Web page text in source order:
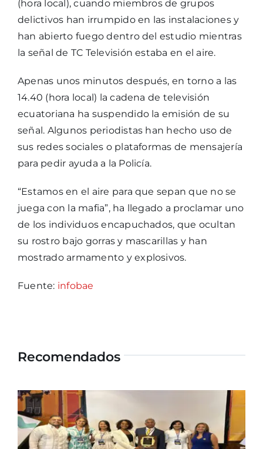
(hora local), cuando miembros de grupos
delictivos han irrumpido en las instalaciones y
han abierto fuego dentro del estudio mientras
la señal de TC Televisión estaba en el aire.
Apenas unos minutos después, en torno a las
14.40 (hora local) la cadena de televisión
ecuatoriana ha suspendido la emisión de su
señal. Algunos periodistas han hecho uso de
sus redes sociales o plataformas de mensajería
para pedir ayuda a la Policía.
“Estamos en el aire para que sepan que no se
juega con la mafia”, ha llegado a proclamar uno
de los individuos encapuchados, que ocultan
su rostro bajo gorras y mascarillas y han
mostrado armamento y explosivos.
Fuente: infobae
Recomendados